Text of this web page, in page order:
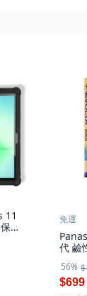
11
護
免運
代 鹼
56%
$699